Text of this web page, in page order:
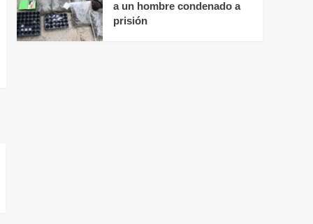
a un hombre condenado a
prisión